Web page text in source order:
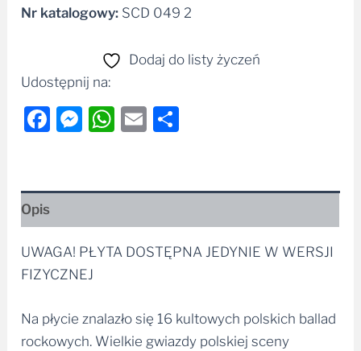
Nr katalogowy: SCD 049 2
Dodaj do listy życzeń
Udostępnij na:
Facebook
Messenger
WhatsApp
Email
Opis
UWAGA! PŁYTA DOSTĘPNA JEDYNIE W WERSJI
FIZYCZNEJ
Na płycie znalazło się 16 kultowych polskich ballad
rockowych. Wielkie gwiazdy polskiej sceny